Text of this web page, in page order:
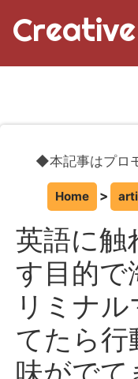
◆本記事はプロ
Home
英語に触
す目的で
リミナ
てたら行